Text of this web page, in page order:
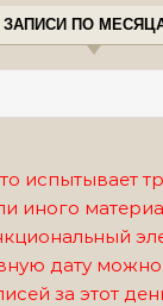
ЗАПИСИ ПО
испытывает
иного
дату
за этот